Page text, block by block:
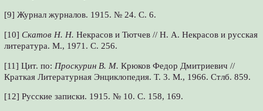
[9] Журнал журналов. 1915. № 24. С. 6.
[10] Скатов Н. Н. Некрасов и Тютчев // Н. А. Некрасов и русская
литература. М., 1971. С. 256.
[11] Цит. по: Проскурин В. М. Крюков Федор Дмитриевич //
Краткая Литературная Энциклопедия. Т. 3. М., 1966. Стлб. 859.
[12] Русские записки. 1915. № 10. С. 158, 169.